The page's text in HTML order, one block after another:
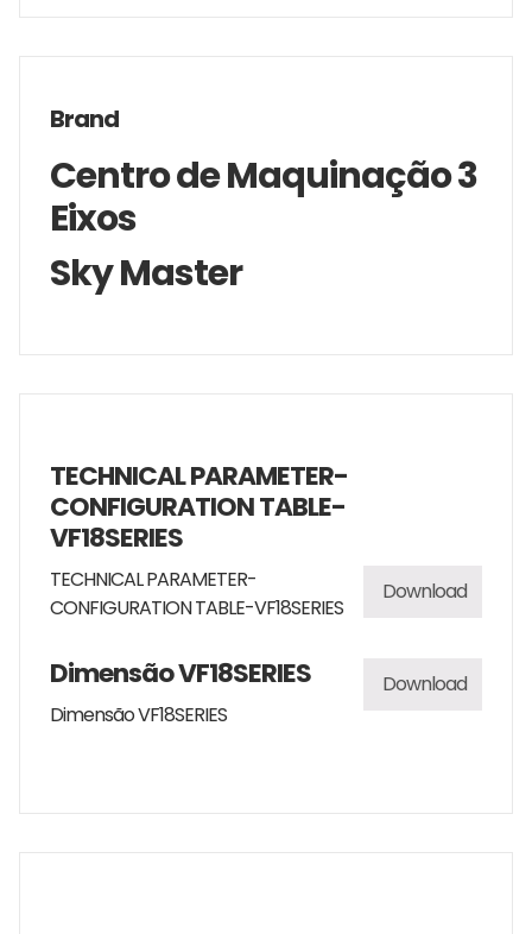
Brand
Centro de Maquinação 3
Eixos
Sky Master
TECHNICAL PARAMETER-
CONFIGURATION TABLE-
VF18SERIES
Download
TECHNICAL PARAMETER-
CONFIGURATION TABLE-VF18SERIES
Dimensão VF18SERIES
Download
Dimensão VF18SERIES